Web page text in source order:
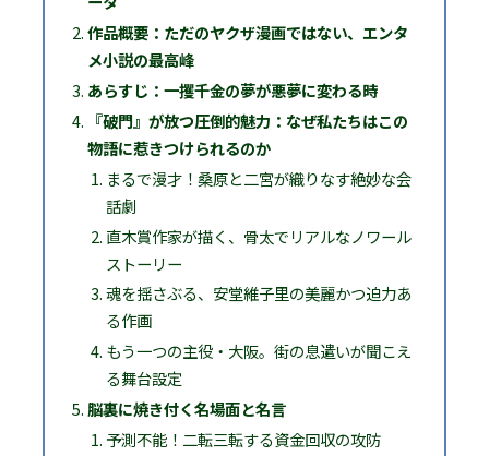
作品概要：ただのヤクザ漫画ではない、エンタ
メ小説の最高峰
あらすじ：一攫千金の夢が悪夢に変わる時
『破門』が放つ圧倒的魅力：なぜ私たちはこの
物語に惹きつけられるのか
まるで漫才！桑原と二宮が織りなす絶妙な会
話劇
直木賞作家が描く、骨太でリアルなノワール
ストーリー
魂を揺さぶる、安堂維子里の美麗かつ迫力あ
る作画
もう一つの主役・大阪。街の息遣いが聞こえ
る舞台設定
脳裏に焼き付く名場面と名言
予測不能！二転三転する資金回収の攻防